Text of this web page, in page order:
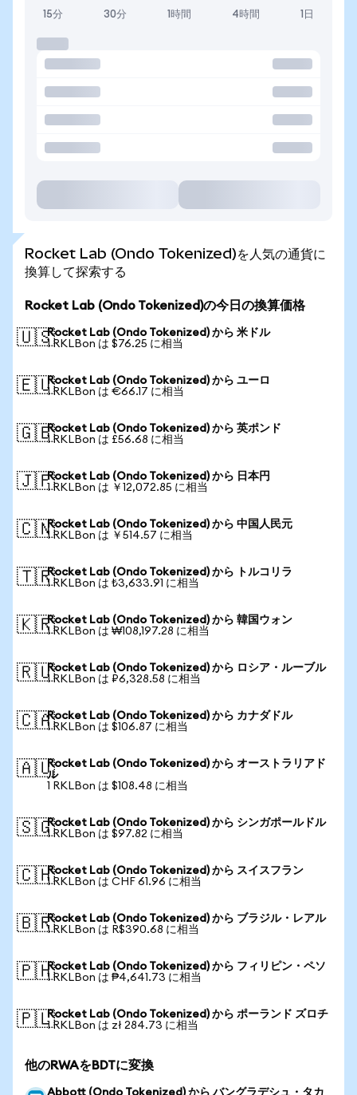
15分 30分 1時間 4時間 1日
Rocket Lab (Ondo Tokenized)を人気の通貨に
換算して探索する
Rocket Lab (Ondo Tokenized)の今日の換算価格
🇺🇸Rocket Lab (Ondo Tokenized) から 米ドル
1 RKLBon は $76.25 に相当
🇪🇺Rocket Lab (Ondo Tokenized) から ユーロ
1 RKLBon は €66.17 に相当
🇬🇧Rocket Lab (Ondo Tokenized) から 英ポンド
1 RKLBon は £56.68 に相当
🇯🇵Rocket Lab (Ondo Tokenized) から 日本円
1 RKLBon は ￥12,072.85 に相当
🇨🇳Rocket Lab (Ondo Tokenized) から 中国人民元
1 RKLBon は ￥514.57 に相当
🇹🇷Rocket Lab (Ondo Tokenized) から トルコリラ
1 RKLBon は ₺3,633.91 に相当
🇰🇷Rocket Lab (Ondo Tokenized) から 韓国ウォン
1 RKLBon は ₩108,197.28 に相当
🇷🇺Rocket Lab (Ondo Tokenized) から ロシア・ルーブル
1 RKLBon は ₽6,328.58 に相当
🇨🇦Rocket Lab (Ondo Tokenized) から カナダドル
1 RKLBon は $106.87 に相当
🇦🇺Rocket Lab (Ondo Tokenized) から オーストラリアド
ル
1 RKLBon は $108.48 に相当
🇸🇬Rocket Lab (Ondo Tokenized) から シンガポールドル
1 RKLBon は $97.82 に相当
🇨🇭Rocket Lab (Ondo Tokenized) から スイスフラン
1 RKLBon は CHF 61.96 に相当
🇧🇷Rocket Lab (Ondo Tokenized) から ブラジル・レアル
1 RKLBon は R$390.68 に相当
🇵🇭Rocket Lab (Ondo Tokenized) から フィリピン・ペソ
1 RKLBon は ₱4,641.73 に相当
🇵🇱Rocket Lab (Ondo Tokenized) から ポーランド ズロチ
1 RKLBon は zł 284.73 に相当
他のRWAをBDTに変換
Abbott (Ondo Tokenized) から バングラデシュ・タカ